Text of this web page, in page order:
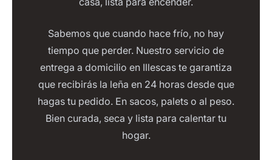
Sabemos que cuando hace frío, no hay
tiempo que perder. Nuestro servicio de
entrega a domicilio en Illescas te garantiza
que recibirás la leña en 24 horas desde que
hagas tu pedido. En sacos, palets o al peso.
Bien curada, seca y lista para calentar tu
hogar.